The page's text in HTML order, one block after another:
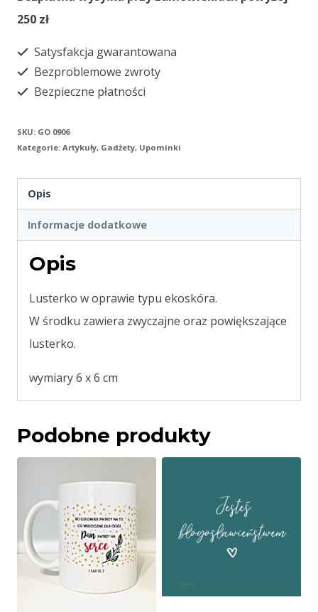
-
cię
odwieczną
miłością
250 zł
Satysfakcja gwarantowana
Bezproblemowe zwroty
Bezpieczne płatności
SKU: GO 0906
Kategorie: Artykuły, Gadżety, Upominki
Opis
Informacje dodatkowe
Opis
Lusterko w oprawie typu ekoskóra.
W środku zawiera zwyczajne oraz powiększające
lusterko.
wymiary 6 x 6 cm
Podobne produkty